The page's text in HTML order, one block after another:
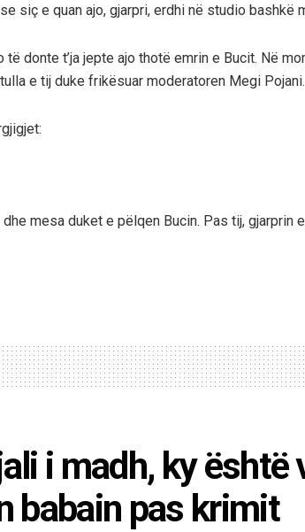
siç e quan ajo, gjarpri, erdhi në studio bashkë
donte t’ja jepte ajo thotë emrin e Bucit. Në
e tij duke frikësuar moderatoren Megi Pojani.
mesa duket e pëlqen Bucin. Pas tij, gjarprin
i madh, ky është
babain pas krimit